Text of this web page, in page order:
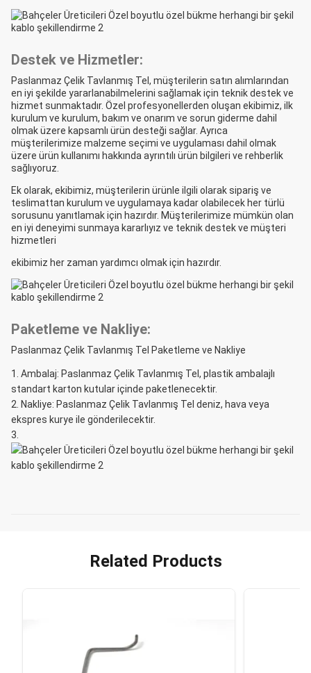
Destek ve Hizmetler:
Paslanmaz Çelik Tavlanmış Tel, müşterilerin satın alımlarından
en iyi şekilde yararlanabilmelerini sağlamak için teknik destek ve
hizmet sunmaktadır. Özel profesyonellerden oluşan ekibimiz, ilk
kurulum ve kurulum, bakım ve onarım ve sorun giderme dahil
olmak üzere kapsamlı ürün desteği sağlar. Ayrıca
müşterilerimize malzeme seçimi ve uygulaması dahil olmak
üzere ürün kullanımı hakkında ayrıntılı ürün bilgileri ve rehberlik
sağlıyoruz.
Ek olarak, ekibimiz, müşterilerin ürünle ilgili olarak sipariş ve
teslimattan kurulum ve uygulamaya kadar olabilecek her türlü
sorusunu yanıtlamak için hazırdır. Müşterilerimize mümkün olan
en iyi deneyimi sunmaya kararlıyız ve teknik destek ve müşteri
hizmetleri
ekibimiz her zaman yardımcı olmak için hazırdır.
Paketleme ve Nakliye:
Paslanmaz Çelik Tavlanmış Tel Paketleme ve Nakliye
Ambalaj: Paslanmaz Çelik Tavlanmış Tel, plastik ambalajlı
standart karton kutular içinde paketlenecektir.
Nakliye: Paslanmaz Çelik Tavlanmış Tel deniz, hava veya
ekspres kurye ile gönderilecektir.
Related Products